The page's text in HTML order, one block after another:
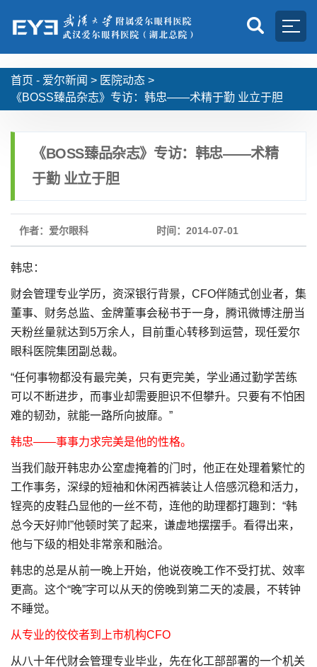
首页 - 爱尔新闻 > 医院动态 >
《BOSS臻品杂志》专访：韩忠——术精于勤 业立于胆
《BOSS臻品杂志》专访：韩忠——术精
于勤 业立于胆
作者：爱尔眼科 时间：2014-07-01
韩忠：
财会管理专业学历，资深银行背景，CFO伴随式创业者，集
董事、财务总监、金牌董事会秘书于一身，腾讯微博注册当
天粉丝量就达到5万余人，目前重心转移到运营，现任爱尔
眼科医院集团副总裁。
“任何事物都没有最完美，只有更完美，学业通过勤学苦练
可以不断进步，而事业却需要胆识不但攀升。只要有不怕困
难的韧劲，就能一路所向披靡。”
韩忠——事事力求完美是他的性格。
当我们敲开韩忠办公室虚掩着的门时，他正在处理着繁忙的
工作事务，深绿的短袖和休闲西裤装让人倍感沉稳和活力，
锃亮的皮鞋凸显他的一丝不苟，连他的助理都打趣到：“韩
总今天好帅!”他顿时笑了起来，谦虚地摆摆手。看得出来，
他与下级的相处非常亲和融洽。
韩忠的总是从前一晚上开始，他说夜晚工作不受打扰、效率
更高。这个“晚”字可以从天的傍晚到第二天的凌晨，不转钟
不睡觉。
从专业的佼佼者到上市机构CFO
从八十年代财会管理专业毕业，先在化工部部署的一个机关